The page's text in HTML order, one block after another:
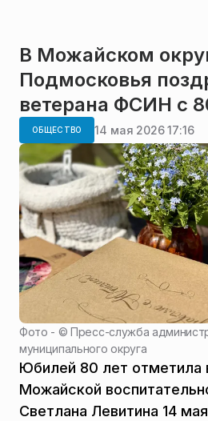
В Можайском
Подмосковья
ветерана ФСИН с
ОБЩЕСТВО 14 мая 2026 17:16
Фото - ©Пресс-служба
муниципального округа
Юбилей 80 лет отметила
Можайской
Светлана Левитина 14